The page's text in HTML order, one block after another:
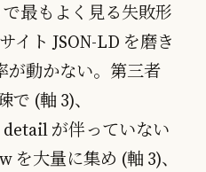
最もよく見る失敗形
イト JSON-LD を磨き
が動かない。第三者
(軸 3)、
detail が伴っていない
を大量に集め (軸 3)、